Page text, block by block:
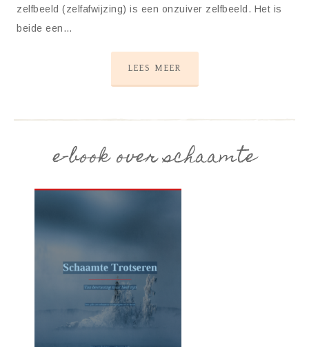
zelfbeeld (zelfafwijzing) is een onzuiver zelfbeeld. Het is
beide een…
LEES MEER
e-book over schaamte